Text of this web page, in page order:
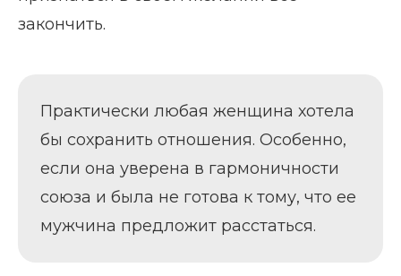
закончить.
Практически любая женщина хотела
бы сохранить отношения. Особенно,
если она уверена в гармоничности
союза и была не готова к тому, что ее
мужчина предложит расстаться.